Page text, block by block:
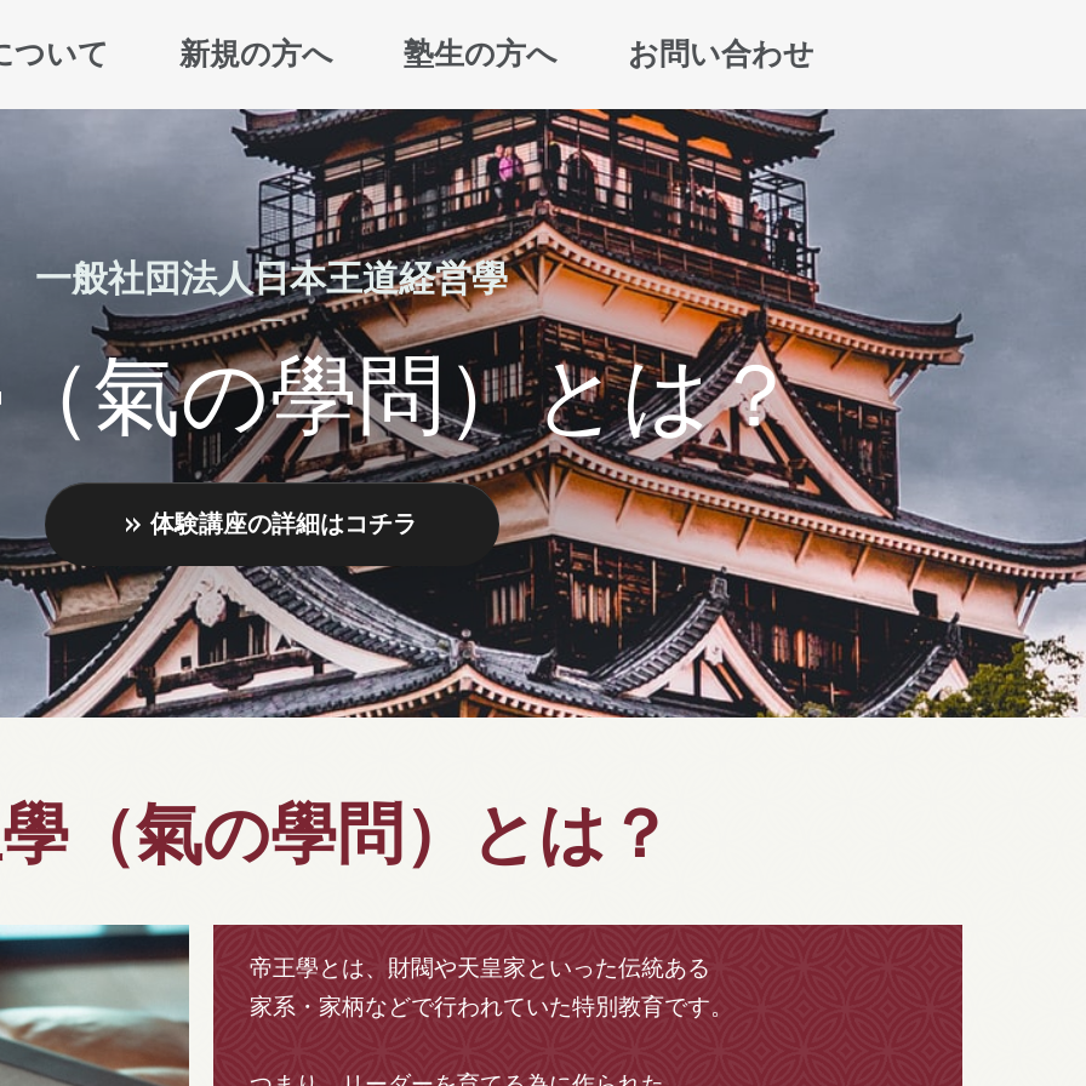
ついて 新規の方へ 塾生の方へ お問い合わせ
一般社団法人日本王道経営學
氣の學問）とは？
体験講座の詳細はコチラ
（氣の學問）とは？
帝王學とは、財閥や天皇家といった伝統ある
家系・家柄などで行われていた特別教育です。